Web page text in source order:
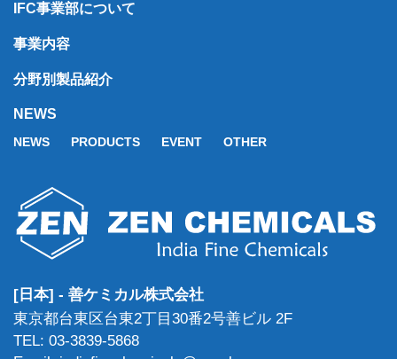
IFC事業部について
事業内容
分野別製品紹介
NEWS
NEWS PRODUCTS EVENT OTHER
[日本] - 善ケミカル株式会社
東京都台東区台東2丁目30番2号善ビル 2F
TEL: 03-3839-5868